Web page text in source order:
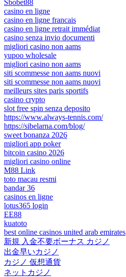
Sbobet88
casino en ligne
casino en ligne francais
casino en ligne retrait immédiat
casino senza invio documenti
migliori casino non aams
yupoo wholesale
migliori casino non aams
siti scommesse non aams nuovi
siti scommesse non aams nuovi
meilleurs sites paris sportifs
casino crypto
slot free spin senza deposito
https://www.always-tennis.com/
https://sibelarna.com/blog/
sweet bonanza 2026
migliori app poker
bitcoin casino 2026
migliori casino online
M88 Link
toto macau resmi
bandar 36
casinos en ligne
lotus365 login
EE88
kuatoto
best online casinos united arab emirates
新規 入金不要ボーナス カジノ
出金早いカジノ
カジノ 仮想通貨
ネットカジノ